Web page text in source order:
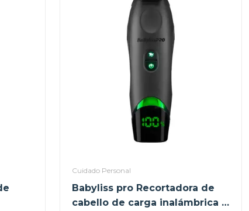
Cuidado Personal
Babyliss pro Recortadora de
cabello de carga inalámbrica x